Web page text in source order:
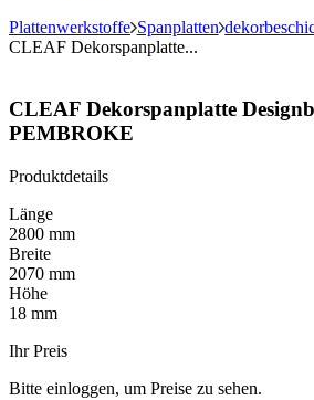
Plattenwerkstoffe Spanplatten
CLEAF Dekorspanplatte...
CLEAF Dekorspanplatte
PEMBROKE
Produktdetails
Länge
2800 mm
Breite
2070 mm
Höhe
18 mm
Ihr Preis
Bitte einloggen, um Preise zu sehen.